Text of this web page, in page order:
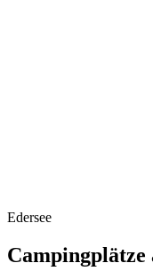
Edersee
Campingplätze